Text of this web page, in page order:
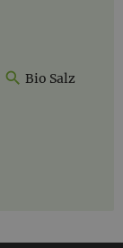
Bio Salz